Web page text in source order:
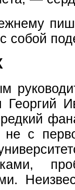
собой
не с